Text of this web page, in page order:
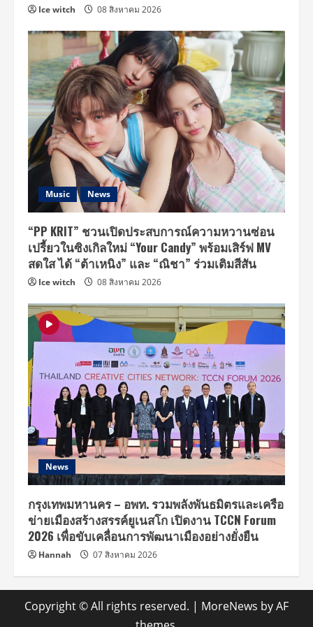
Ice witch 08 สิงหาคม 2026
Music News
“PP KRIT” ชวนเปิดประสบการณ์ความหวานซ่อน
เปรี้ยวในซิงเกิลใหม่ “Your Candy” พร้อมเสิร์ฟ MV
สดใส ได้ “ต้าเหนิง” และ “ณิชา” ร่วมเติมสีสัน
Ice witch 08 สิงหาคม 2026
News
กรุงเทพมหานคร – อพท. รวมพลังพันธมิตรและเครือ
ข่ายเมืองสร้างสรรค์ยูเนสโก เปิดงาน TCCN Forum
2026 เพื่อขับเคลื่อนการพัฒนาเมืองอย่างยั่งยืน
Hannah 07 สิงหาคม 2026
Copyright © All rights reserved. | MoreNews by AF